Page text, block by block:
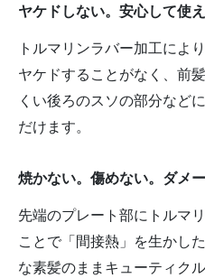
ヤケドしない。安心して使え
トルマリンラバー加工によ
ヤケドすることがなく、前
くい後ろのスソの部分など
だけます。
焼かない。傷めない。ダメー
先端のプレート部にトルマ
ことで「間接熱」を生かし
な素髪のままキューティク